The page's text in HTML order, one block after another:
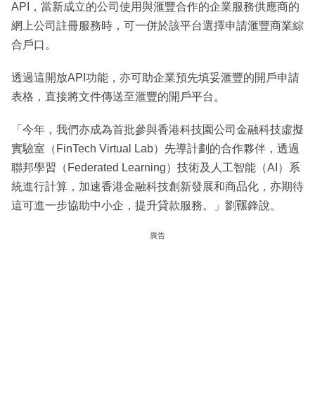
API，當新成立的公司使用與滙豐合作的企業服務供應商的
網上公司註冊服務時，可一併於該平台選擇申請滙豐商業綜
合戶口。
透過這開放API功能，亦可助企業預先填妥滙豐的開戶申請
表格，直接將文件傳送至滙豐的開戶平台。
「今年，我們亦成為首批參與香港科技園公司金融科技虛擬
實驗室（FinTech Virtual Lab）先導計劃的合作夥伴，透過
聯邦學習（Federated Learning）技術及人工智能（AI）系
統進行計算，加速香港金融科技創新發展和商品化，亦期待
這可進一步協助中小企，提升貸款服務。」劉囅鋒說。
廣告